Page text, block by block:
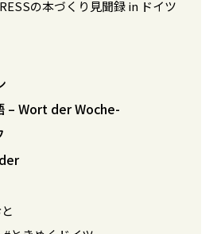
の本づくり見聞録 in ドイツ
– Wort der Woche-